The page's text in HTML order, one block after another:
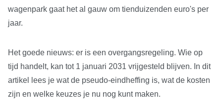
wagenpark gaat het al gauw om tienduizenden euro's per
jaar.
Het goede nieuws: er is een overgangsregeling. Wie op
tijd handelt, kan tot 1 januari 2031 vrijgesteld blijven. In dit
artikel lees je wat de pseudo-eindheffing is, wat de kosten
zijn en welke keuzes je nu nog kunt maken.